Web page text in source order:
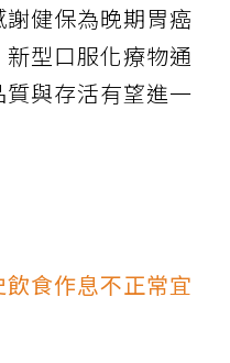
健保為晚期胃癌
型口服化療物通
與存活有望進一
食作息不正常宜